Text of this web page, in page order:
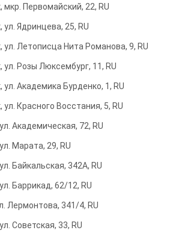
мкр. Первомайский, 22, RU
ул. Ядринцева, 25, RU
ул. Летописца Нита Романова, 9, RU
ул. Розы Люксембург, 11, RU
ул. Академика Бурденко, 1, RU
ул. Красного Восстания, 5, RU
Академическая, 72, RU
Марата, 29, RU
Байкальская, 342А, RU
Баррикад, 62/12, RU
Лермонтова, 341/4, RU
Советская, 33, RU